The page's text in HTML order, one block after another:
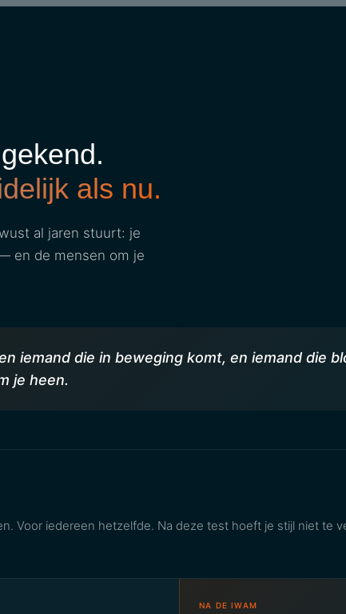
als nu.
al jaren stuurt: je
en de mensen om je
iemand die in beweging komt, en iemand die
je heen.
Voor iedereen hetzelfde. Na deze test hoeft je stijl niet te
NA DE IWAM